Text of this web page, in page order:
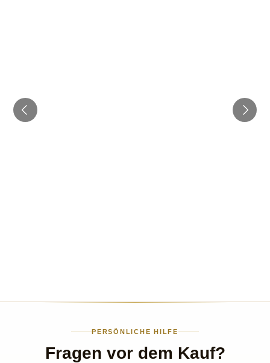
PERSÖNLICHE HILFE
Fragen vor dem Kauf?